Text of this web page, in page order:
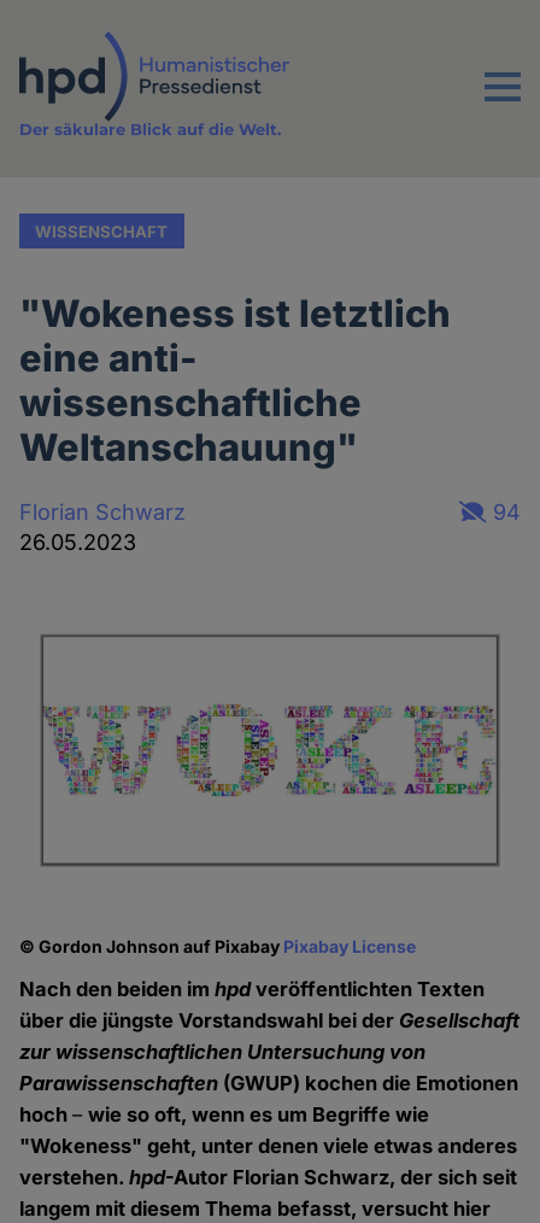
Inhalt
Menu
Der säkulare Blick auf die Welt.
WISSENSCHAFT
"Wokeness ist letztlich
eine anti-
wissenschaftliche
Weltanschauung"
Florian Schwarz
26.05.2023
94
© Gordon Johnson auf Pixabay Pixabay License
Nach den beiden imhpdveröffentlichten Texten
über die jüngste Vorstandswahl bei der Gesellschaft
zur wissenschaftlichen Untersuchung von
Parawissenschaften (GWUP) kochen die Emotionen
hoch–wie so oft, wenn es um Begriffe wie
"Wokeness" geht, unter denen viele etwas anderes
verstehen.hpd-Autor Florian Schwarz, der sich seit
langem mit diesem Thema befasst, versucht hier